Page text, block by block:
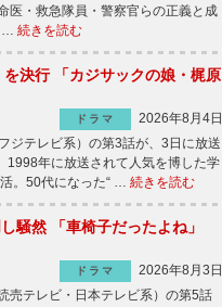
医・救急隊員・警察官らの正義と成
… 続きを読む
を決行 「カジサックの娘・梶原
ドラマ
2026年8月4日
ジテレビ系）の第3話が、3日に放送
年に放送されて人気を博した学
。50代になった“ … 続きを読む
騒然 「車椅子だったよね」
ドラマ
2026年8月3日
売テレビ・日本テレビ系）の第5話